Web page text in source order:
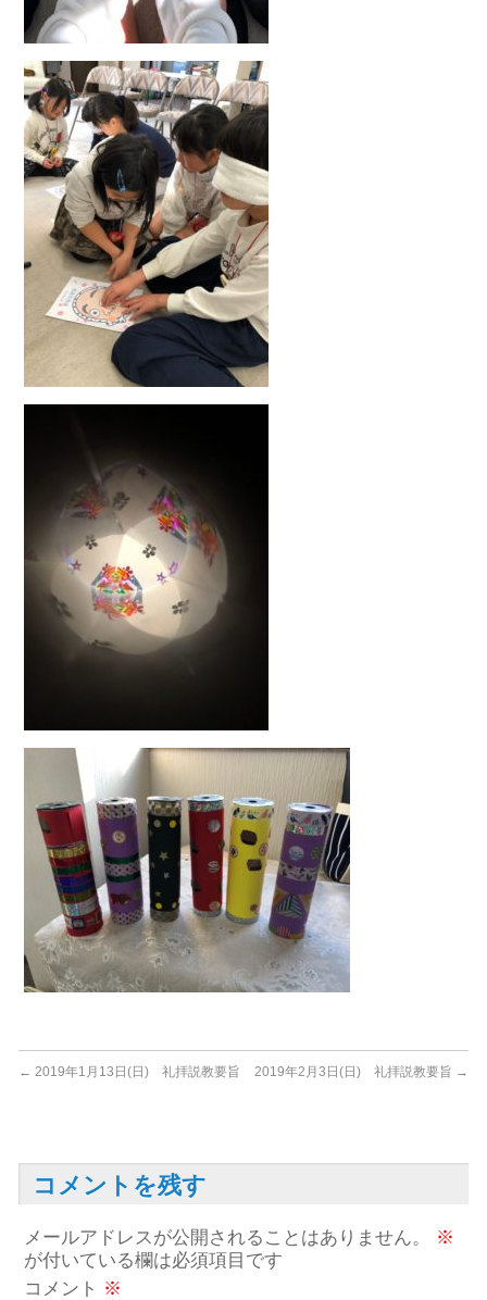
← 2019年1月13日(日) 礼拝説教要旨 2019年2月3日(日) 礼拝説教要旨 →
コメントを残す
メールアドレスが公開されることはありません。
※
が付いている欄は必須項目です
コメント ※